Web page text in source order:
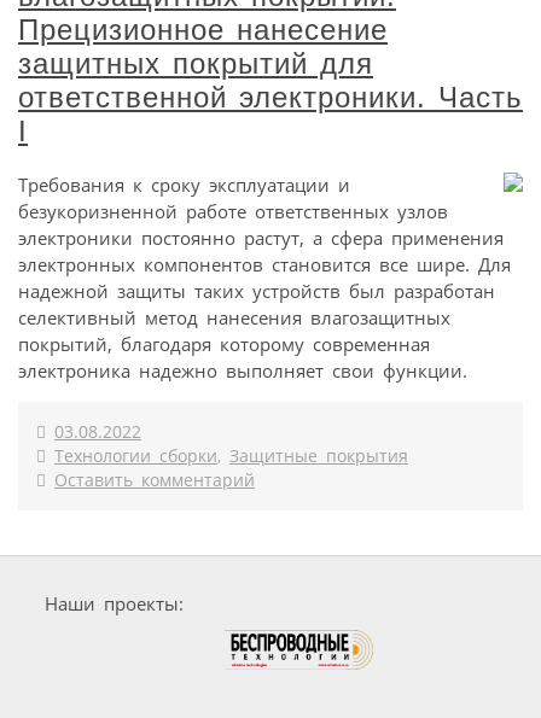
Прецизионное нанесение
защитных покрытий для
ответственной электроники. Часть
I
Требования к сроку эксплуатации и
безукоризненной работе ответственных узлов
электроники постоянно растут, а сфера применения
электронных компонентов становится все шире. Для
надежной защиты таких устройств был разработан
селективный метод нанесения влагозащитных
покрытий, благодаря которому современная
электроника надежно выполняет свои функции.
03.08.2022
Технологии сборки, Защитные покрытия
Оставить комментарий
Наши проекты: